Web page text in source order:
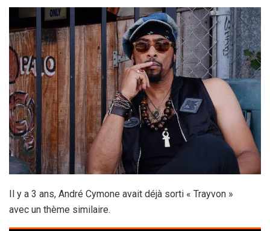
Il y a 3 ans, André Cymone avait déjà sorti « Trayvon »
avec un thème similaire.